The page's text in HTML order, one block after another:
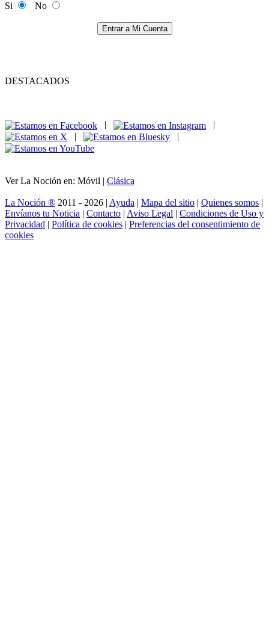
Si
No
Entrar a Mi Cuenta
DESTACADOS
|
|
Ver La Noción en: Móvil | Clásica
La Noción ® 2011 - 2026 | Ayuda | Mapa del sitio | Quienes somos |
Envíanos tu Noticia | Contacto | Aviso Legal | Condiciones de Uso y
Privacidad | Política de cookies | Preferencias del consentimiento de
cookies